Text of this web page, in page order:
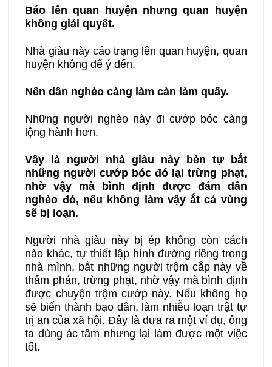
Báo lên quan huyện nhưng quan huyện
không giải quyết.
Nhà giàu này cáo trạng lên quan huyện, quan
huyện không để ý đến.
Nên dân nghèo càng làm càn làm quấy.
Những người nghèo này đi cướp bóc càng
lộng hành hơn.
Vậy là người nhà giàu này bèn tự bắt
những người cướp bóc đó lại trừng phạt,
nhờ vậy mà bình định được đám dân
nghèo đó, nếu không làm vậy ắt cả vùng
sẽ bị loạn.
Người nhà giàu này bị ép không còn cách
nào khác, tự thiết lập hình đường riêng trong
nhà mình, bắt những người trộm cắp này về
thẩm phán, trừng phạt, nhờ vậy mà bình định
được chuyện trộm cướp này. Nếu không họ
sẽ biến thành bạo dân, làm nhiễu loạn trật tự
trị an của xã hội. Đây là đưa ra một ví dụ, ông
ta dùng ác tâm nhưng lại làm được một việc
tốt.